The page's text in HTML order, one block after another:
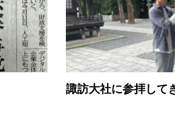
諏訪大社に参拝して